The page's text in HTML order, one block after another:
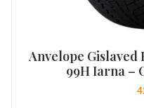
Anvelope Gislaved
99H Iarna –